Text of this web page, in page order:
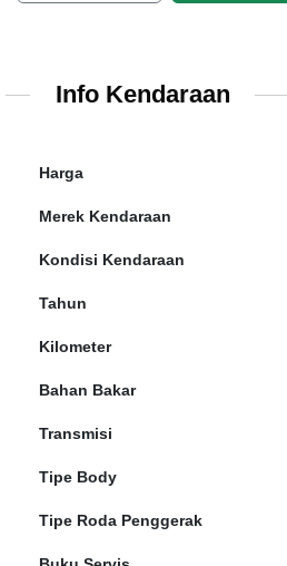
Info Kendaraan
Harga
Merek Kendaraan
Kondisi Kendaraan
Tahun
Kilometer
Bahan Bakar
Transmisi
Tipe Body
Tipe Roda Penggerak